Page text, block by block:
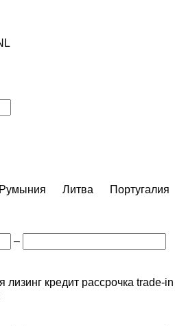
Румыния Литва
Португалия
–
лизинг кредит рассрочка trade-in